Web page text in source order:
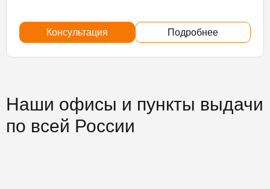
Консультация Подробнее
Наши офисы и пункты выдачи
по всей России